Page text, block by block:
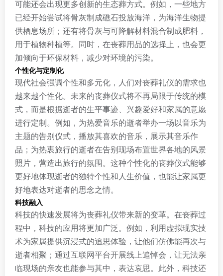
可能还会出现更多创新的生态葬方式。例如，一些地方
已经开始尝试将骨灰制成礁石投放海洋，为海洋生物提
供栖息场所；还有将骨灰与可降解材料混合制成肥料，
用于植物种植等。同时，在丧葬用品的选择上，也会更
加倾向于环保材料，减少对环境的污染。
个性化与定制化
现代社会强调个性和多元化，人们对丧葬礼仪的需求也
越来越个性化。未来的丧葬仪式将不再局限于传统的模
式，而是根据逝者的生平事迹、兴趣爱好和家属的意愿
进行定制。例如，为热爱音乐的逝者举办一场以音乐为
主题的告别仪式，播放其喜欢的音乐，展示其音乐作
品；为热衷旅行的逝者在告别现场布置世界各地的风景
照片，营造出旅行的氛围。这种个性化的丧葬仪式能够
更好地体现逝者的独特个性和人生价值，也能让家属更
好地表达对逝者的思念之情。
科技融入
科技的快速发展将为丧葬礼仪带来新的变革。在丧葬过
程中，科技的应用将更加广泛。例如，利用虚拟现实技
术为家属提供沉浸式的追思体验，让他们仿佛能再次与
逝者相聚；通过互联网平台开展线上追悼会，让无法亲
临现场的亲友也能参与其中，表达哀思。此外，科技还